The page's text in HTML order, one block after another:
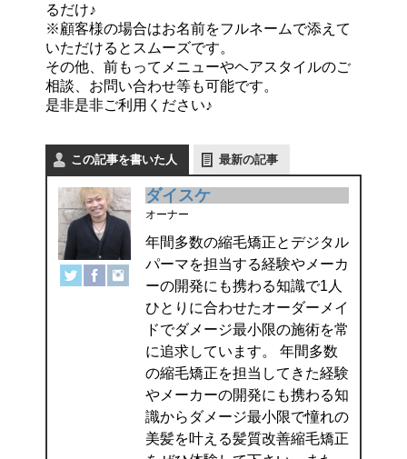
るだけ♪
※顧客様の場合はお名前をフルネームで添えて
いただけるとスムーズです。
その他、前もってメニューやヘアスタイルのご
相談、お問い合わせ等も可能です。
是非是非ご利用ください♪
この記事を書いた人 最新の記事
ダイスケ
オーナー
年間多数の縮毛矯正とデジタル
パーマを担当する経験やメーカ
ーの開発にも携わる知識で1人
ひとりに合わせたオーダーメイ
ドでダメージ最小限の施術を常
に追求しています。 年間多数
の縮毛矯正を担当してきた経験
やメーカーの開発にも携わる知
識からダメージ最小限で憧れの
美髪を叶える髪質改善縮毛矯正